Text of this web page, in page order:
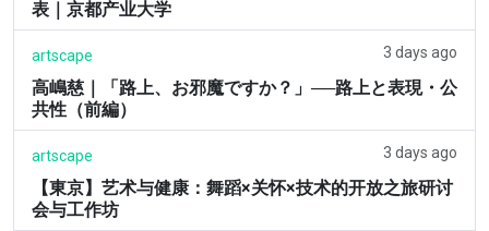
表｜京都产业大学
artscape 3 days ago
高嶋慈｜「路上、お邪魔ですか？」──路上と表現・公
共性（前編）
artscape 3 days ago
【東京】艺术与健康：舞蹈×关怀×技术的开放之旅研讨
会与工作坊